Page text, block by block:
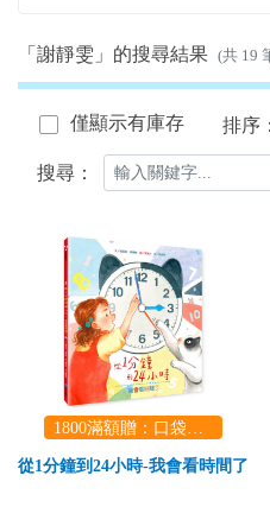
「謝靜雯」的搜尋結果 (共 19
僅顯示有庫存 排序：
搜尋：
1800滿額贈：口袋玩具一份（隨機出貨） (summer read)
從1分鐘到24小時-我會看時間了